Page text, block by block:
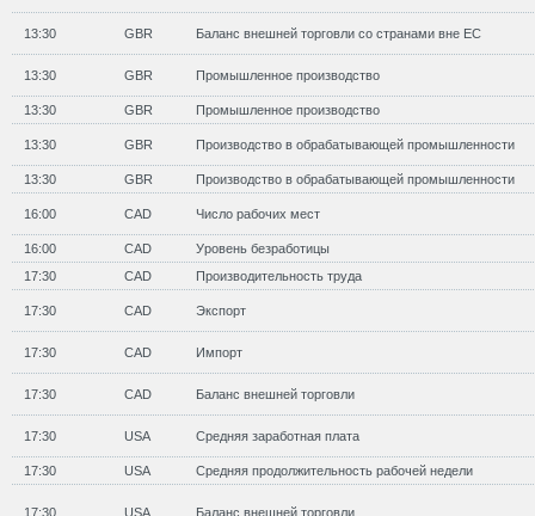
13:30 GBR Баланс внешней торговли со странами вне ЕС
13:30 GBR Промышленное производство
13:30 GBR Промышленное производство
13:30 GBR Производство в обрабатывающей промышленности
13:30 GBR Производство в обрабатывающей промышленности
16:00 CAD Число рабочих мест
16:00 CAD
Уровень безработицы
17:30
CAD Производительность труда
17:30 CAD Экспорт
17:30 CAD Импорт
17:30 CAD Баланс внешней торговли
17:30 USA Средняя заработная плата
17:30 USA Средняя продолжительность рабочей недели
17:30 USA Баланс внешней торговли